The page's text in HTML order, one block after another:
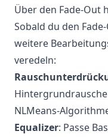
Über den Fade-Out
Sobald du den
weitere
veredeln:
NLMeans-
Equalizer: Passe